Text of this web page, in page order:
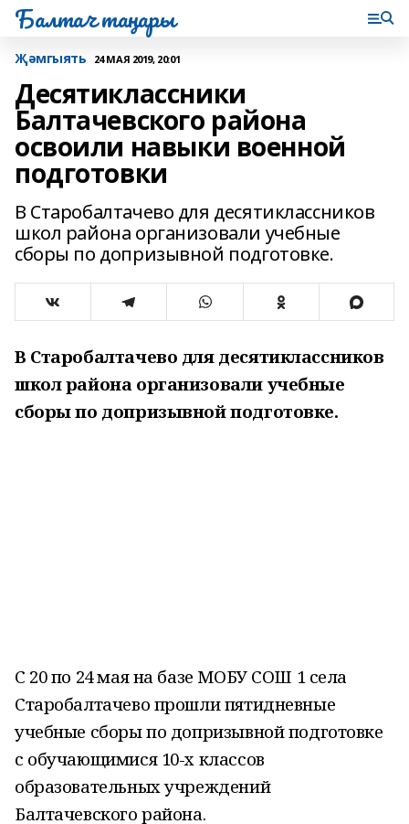
Балтач таңнары
Җәмгыять 24 МАЯ 2019, 20:01
Десятиклассники
Балтачевского района
освоили навыки военной
подготовки
В Старобалтачево для десятиклассников
школ района организовали учебные
сборы по допризывной подготовке.
В Старобалтачево для десятиклассников
школ района организовали учебные
сборы по допризывной подготовке.
С 20 по 24 мая на базе МОБУ СОШ 1 села
Старобалтачево прошли пятидневные
учебные сборы по допризывной подготовке
с обучающимися 10-х классов
образовательных учреждений
Балтачевского района.